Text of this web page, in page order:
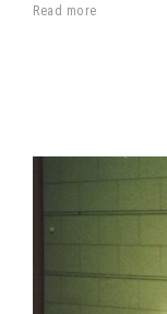
Read more